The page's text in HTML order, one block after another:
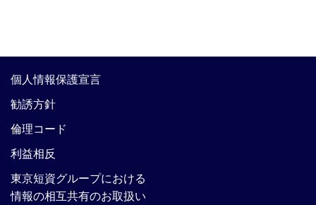
個人情報保護宣言
勧誘方針
倫理コード
利益相反
東京短資グループにおける
情報の相互共有のお取扱い